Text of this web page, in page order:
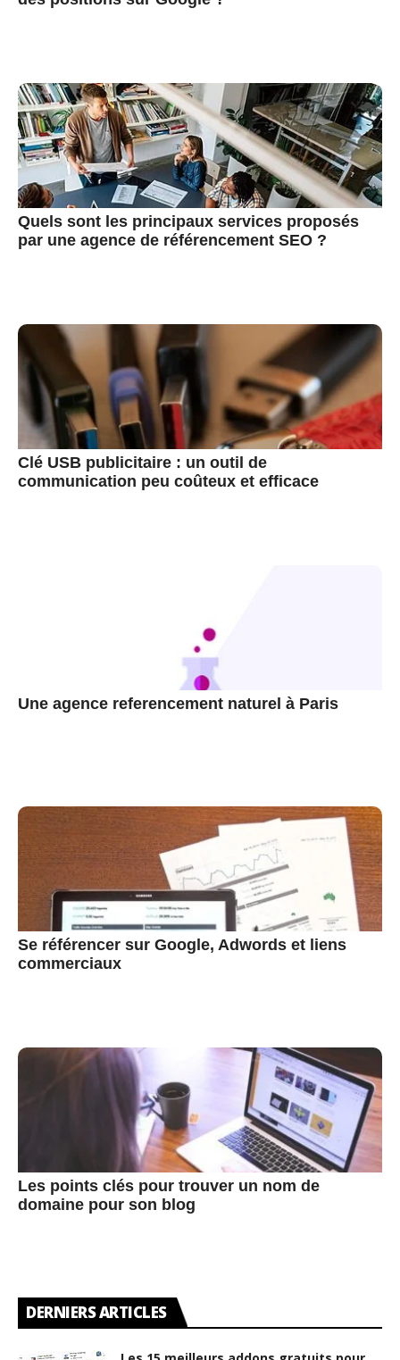
Quels sont les principaux services proposés
par une agence de référencement SEO ?
Clé USB publicitaire : un outil de
communication peu coûteux et efficace
Une agence referencement naturel à Paris
Se référencer sur Google, Adwords et liens
commerciaux
Les points clés pour trouver un nom de
domaine pour son blog
DERNIERS ARTICLES